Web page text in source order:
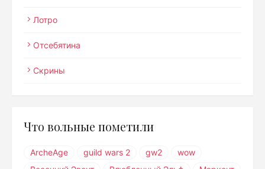
Лотро
Отсебятина
Скрины
Что вольные пометили
ArcheAge guild wars 2 gw2
wow